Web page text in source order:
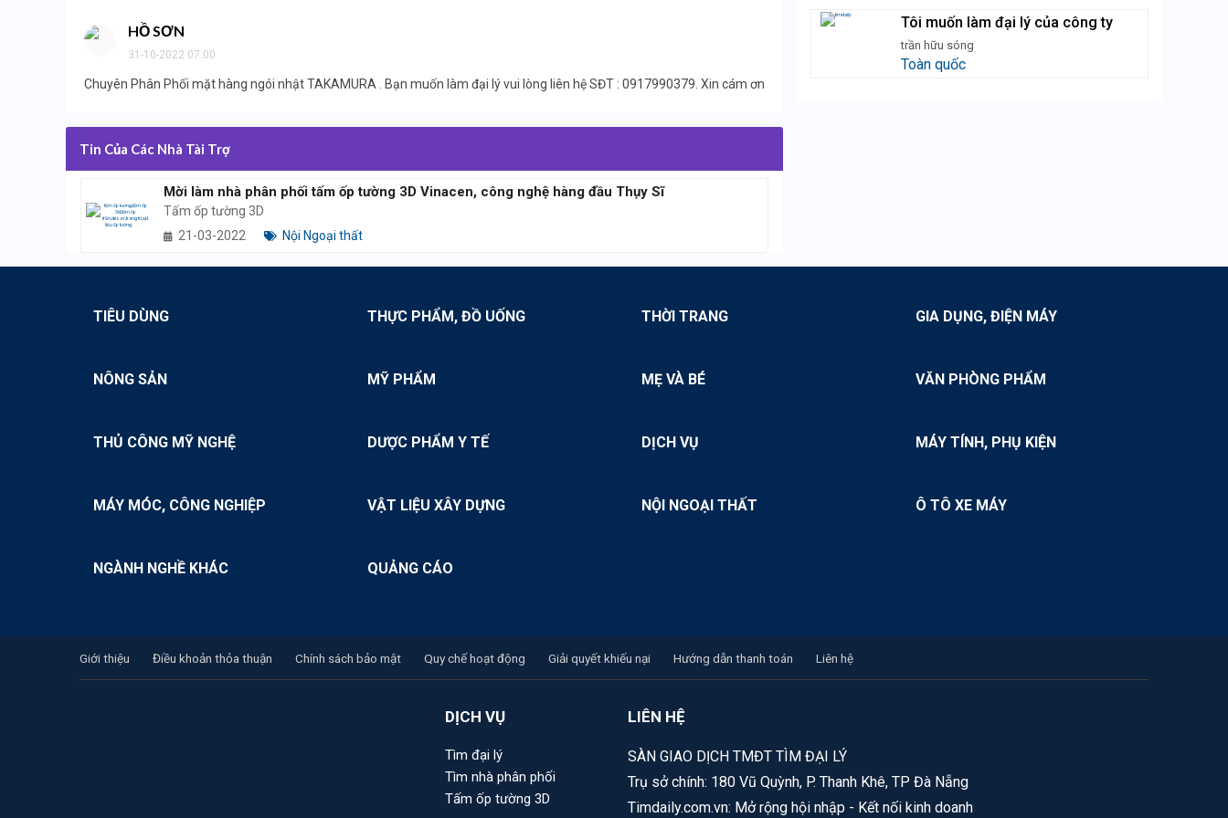
HỒ SƠN
31-10-2022 07:00
Chuyên Phân Phối mặt hàng ngói nhật TAKAMURA . Bạn muốn làm đại lý vui lòng liên hệ SĐT : 0917990379. Xin cám ơn
Tin Của Các Nhà Tài Trợ
Mời làm nhà phân phối tấm ốp tường 3D Vinacen, công nghệ hàng đầu Thụy Sĩ
Tấm ốp tường 3D
21-03-2022
Nội Ngoại thất
Tôi muốn làm đại lý của công ty
trần hữu sóng
Toàn quốc
TIÊU DÙNG THỰC PHẨM, ĐỒ UỐNG THỜI TRANG GIA DỤNG, ĐIỆN MÁY
NÔNG SẢN MỸ PHẨM MẸ VÀ BÉ VĂN PHÒNG PHẨM
THỦ CÔNG MỸ NGHỆ DƯỢC PHẨM Y TẾ DỊCH VỤ MÁY TÍNH, PHỤ KIỆN
MÁY MÓC, CÔNG NGHIỆP VẬT LIỆU XÂY DỰNG NỘI NGOẠI THẤT Ô TÔ XE MÁY
NGÀNH NGHỀ KHÁC QUẢNG CÁO
Giới thiệu Điều khoản thỏa thuận Chính sách bảo mật Quy chế hoạt động Giải quyết khiếu nại Hướng dẫn thanh toán Liên hệ
DỊCH VỤ
Tìm đại lý
Tìm nhà phân phối
Tấm ốp tường 3D
LIÊN HỆ
SÀN GIAO DỊCH TMĐT TÌM ĐẠI LÝ
Trụ sở chính: 180 Vũ Quỳnh, P. Thanh Khê, TP Đà Nẵng
Timdaily.com.vn: Mở rộng hội nhập - Kết nối kinh doanh